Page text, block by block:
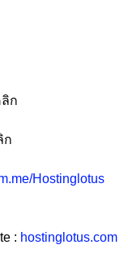
ลิก
ก
Hostinglotus
: hostinglotus.com